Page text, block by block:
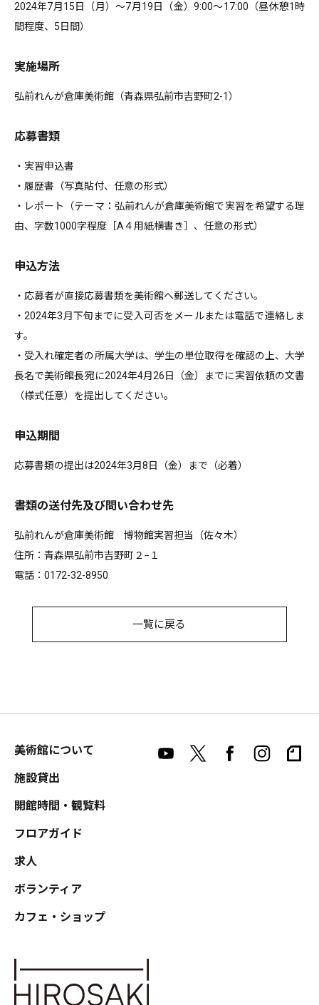
2024年7月15日（月）〜7月19日（金）9:00〜17:00（昼休憩1時
間程度、5日間）
実施場所
弘前れんが倉庫美術館（青森県弘前市吉野町2-1）
応募書類
・実習申込書
・履歴書（写真貼付、任意の形式）
・レポート（テーマ：弘前れんが倉庫美術館で実習を希望する理
由、字数1000字程度［A４用紙横書き］、任意の形式）
申込方法
・応募者が直接応募書類を美術館へ郵送してください。
・2024年3月下旬までに受入可否をメールまたは電話で連絡しま
す。
・受入れ確定者の所属大学は、学生の単位取得を確認の上、大学
長名で美術館長宛に2024年4月26日（金）までに実習依頼の文書
（様式任意）を提出してください。
申込期間
応募書類の提出は2024年3月8日（金）まで（必着）
書類の送付先及び問い合わせ先
弘前れんが倉庫美術館 博物館実習担当（佐々木）
住所：青森県弘前市吉野町２−１
電話：0172-32-8950
一覧に戻る
美術館について
施設貸出
開館時間・観覧料
フロアガイド
求人
ボランティア
カフェ・ショップ